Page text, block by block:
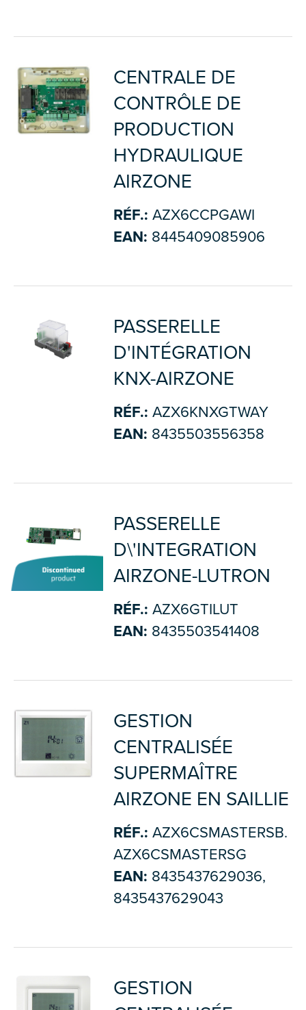
CENTRALE DE
CONTRÔLE DE
PRODUCTION
HYDRAULIQUE
AIRZONE
RÉF.: AZX6CCPGAWI
EAN: 8445409085906
PASSERELLE
D'INTÉGRATION
KNX-AIRZONE
RÉF.: AZX6KNXGTWAY
EAN: 8435503556358
PASSERELLE
D\'INTEGRATION
AIRZONE-LUTRON
RÉF.: AZX6GTILUT
EAN: 8435503541408
GESTION
CENTRALISÉE
SUPERMAÎTRE
AIRZONE EN SAILLIE
RÉF.: AZX6CSMASTERSB.
AZX6CSMASTERSG
EAN: 8435437629036,
8435437629043
GESTION